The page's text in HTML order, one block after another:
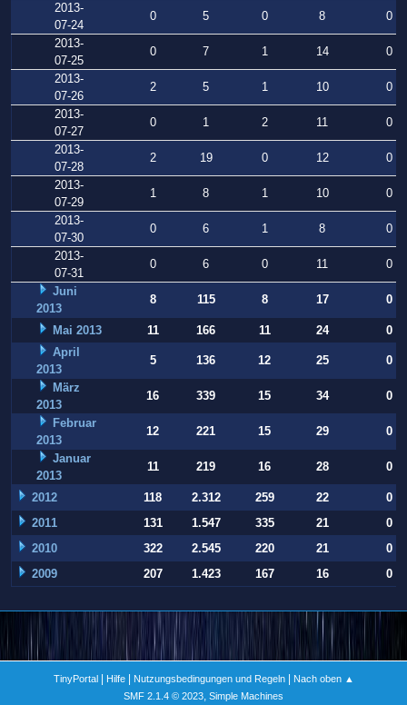
2013-
07-24
0 5 0 8
0
2013-
07-25
0 7 1 14
0
2013-
07-26
2 5 1 10
0
2013-
07-27
0 1 2 11
0
2013-
07-28
2 19 0 12
0
2013-
07-29
1 8 1 10
0
2013-
07-30
0 6 1 8
0
2013-
07-31
0 6 0 11
0
Juni
2013
8 115 8 17 0
Mai 2013 11 166 11 24
0
April
2013
5 136 12 25
0
März
2013
16 339 15 34
0
Februar
2013
12 221 15 29
0
Januar
2013
11 219 16 28 0
2012 118 2.312 259 22
0
2011
131 1.547 335 21
0
2010
322 2.545 220 21
0
2009
207 1.423 167 16 0
TinyPortal| Hilfe| Nutzungsbedingungen und Regeln|
Nach oben ▲
SMF 2.1.4 © 2023, Simple Machines